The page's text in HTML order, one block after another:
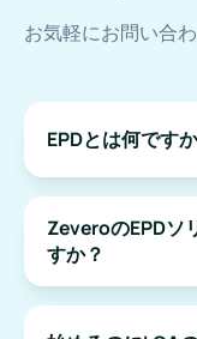
お気軽にお問い合
EPDとは何です
式で示す文書で、
す。
ZeveroのEPDソ
すか？